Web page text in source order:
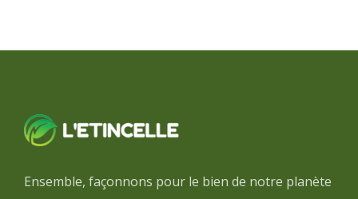
Ensemble, façonnons pour le bien de notre planète